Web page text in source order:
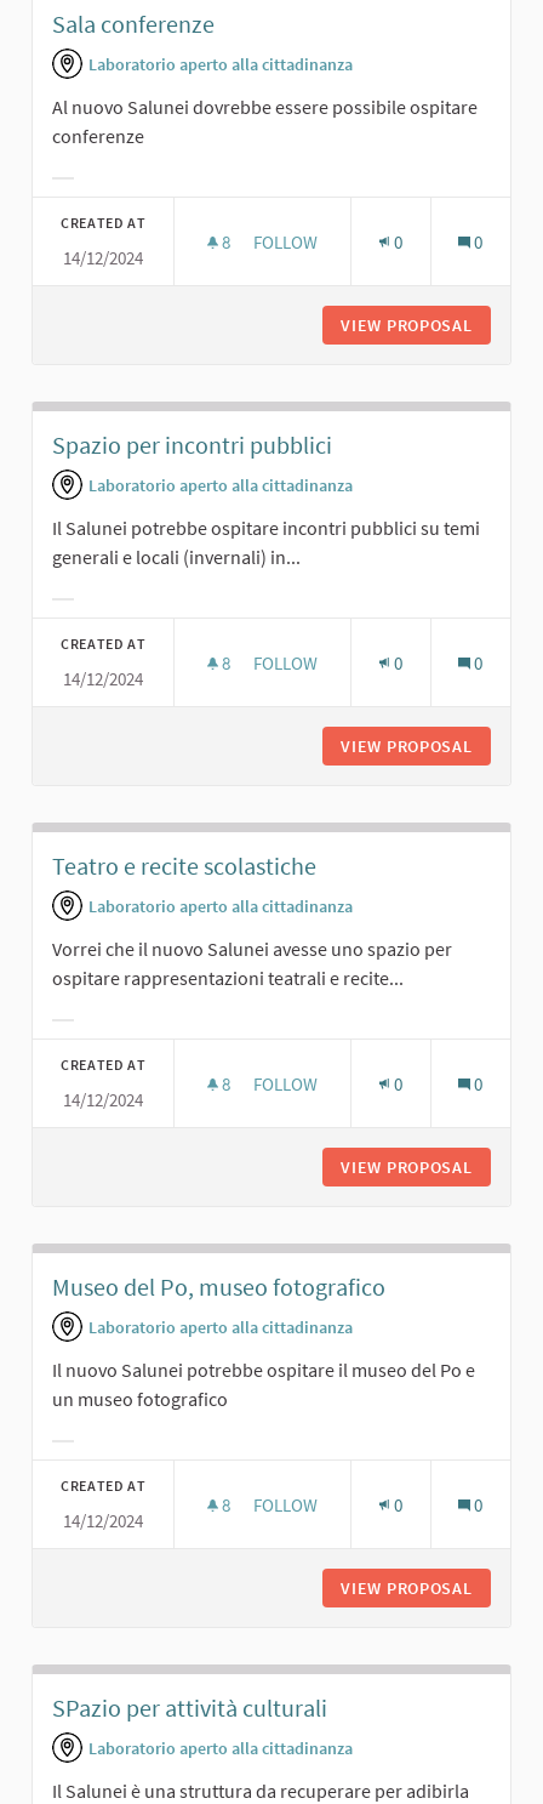
Sala conferenze
Laboratorio aperto alla cittadinanza
Al nuovo Salunei dovrebbe essere possibile ospitare
conferenze
CREATED AT
14/12/2024
8 8 FOLLOWERS
FOLLOW 0 0
VIEW PROPOSAL
Spazio per incontri pubblici
Laboratorio aperto alla cittadinanza
Il Salunei potrebbe ospitare incontri pubblici su temi
generali e locali (invernali) in...
CREATED AT
14/12/2024
8 8 FOLLOWERS
FOLLOW 0 0
VIEW PROPOSAL
Teatro e recite scolastiche
Laboratorio aperto alla cittadinanza
Vorrei che il nuovo Salunei avesse uno spazio per
ospitare rappresentazioni teatrali e recite...
CREATED AT
14/12/2024
8 8 FOLLOWERS
FOLLOW 0 0
VIEW PROPOSAL
Museo del Po, museo fotografico
Laboratorio aperto alla cittadinanza
Il nuovo Salunei potrebbe ospitare il museo del Po e
un museo fotografico
CREATED AT
14/12/2024
8 8 FOLLOWERS
FOLLOW 0 0
VIEW PROPOSAL
SPazio per attività culturali
Laboratorio aperto alla cittadinanza
Il Salunei è una struttura da recuperare per adibirla